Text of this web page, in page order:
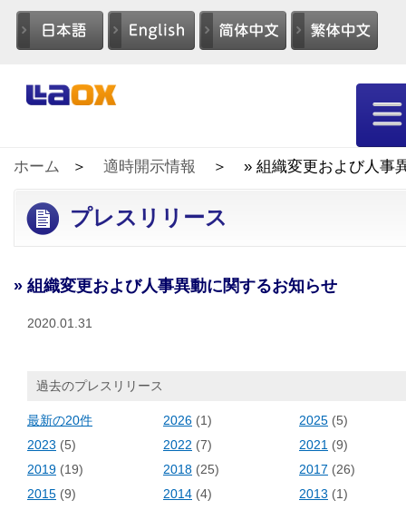
ホーム 適時開示情報 » 組織変更および人事
プレスリリース
» 組織変更および人事異動に関するお知らせ
2020.01.31
過去のプレスリリース
最新の20件 2026 (1) 2025 (5)
2023 (5) 2022 (7) 2021 (9)
2019 (19) 2018 (25) 2017 (26)
2015 (9) 2014 (4) 2013 (1)